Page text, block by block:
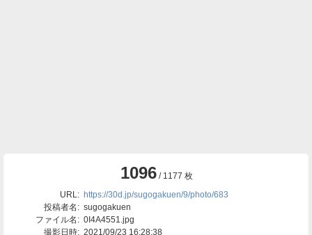
1096/ 1177 枚
URL: https://30d.jp/sugogakuen/9/photo/683
投稿者名: sugogakuen
ファイル名: 0I4A4551.jpg
撮影日時: 2021/09/23 16:28:38